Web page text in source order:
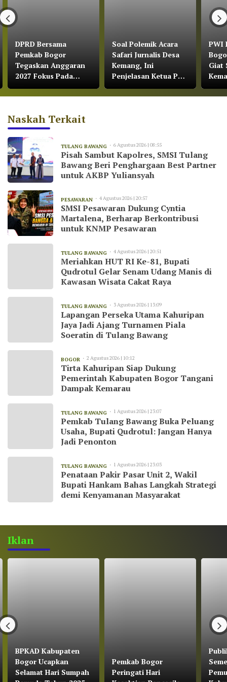
DPRD Bersama
Pemkab Bogor
Tegaskan Anggaran
2027 Fokus Pada
Pertumbuhan
Ekonomi dan
Pembangunan
Soal Polemik Acara
Safari Jurnalis Desa
Kemang, Ini
Penjelasan Ketua PWI
Kabupaten Bogor
PWI
Giat
Naskah Terkait
TULANG BAWANG 6 Agustus 2026 | 08:55
Pisah Sambut Kapolres, SMSI Tulang
Bawang Beri Penghargaan Best Partner
untuk AKBP Yuliansyah
PESAWARAN 4 Agustus 2026 | 20:57
SMSI Pesawaran Dukung Cyntia
Martalena, Berharap Berkontribusi
untuk KNMP Pesawaran
TULANG BAWANG 4 Agustus 2026 | 20:51
Meriahkan HUT RI Ke-81, Bupati
Qudrotul Gelar Senam Udang Manis di
Kawasan Wisata Cakat Raya
TULANG BAWANG 3 Agustus 2026 | 13:09
Lapangan Perseka Utama Kahuripan
Jaya Jadi Ajang Turnamen Piala
Soeratin di Tulang Bawang
BOGOR 2 Agustus 2026 | 10:12
Tirta Kahuripan Siap Dukung
Pemerintah Kabupaten Bogor Tangani
Dampak Kemarau
TULANG BAWANG 1 Agustus 2026 | 23:07
Pemkab Tulang Bawang Buka Peluang
Usaha, Bupati Qudrotul: Jangan Hanya
Jadi Penonton
TULANG BAWANG 1 Agustus 2026 | 23:03
Penataan Pakir Pasar Unit 2, Wakil
Bupati Hankam Bahas Langkah Strategi
demi Kenyamanan Masyarakat
Iklan
BPKAD Kabupaten
Bogor Ucapkan
Selamat Hari Sumpah
Pemkab Bogor
Peringati Hari